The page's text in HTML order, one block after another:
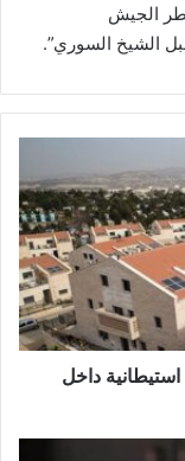
الجيش
الشيخ السوري”.
داخل